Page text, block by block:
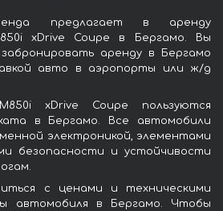
предлагает в аренду
xDrive Coupe в Бергамо. Вы
аренду в Бергамо
авто в аэропорты или ж/д
xDrive Coupe пользуются
в Бергамо. Все автомобили
электроникой, элементами
безопасности и устойчивости
с ценами и техническими
автомобиля в Бергамо. Чтобы